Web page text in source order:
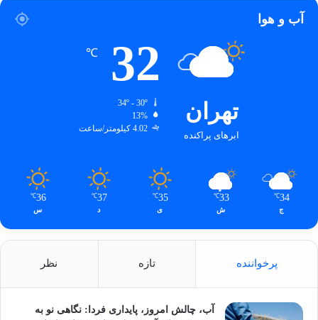
آب و هوا
تهران
ابرهای پراکنده
32
℃
13%
4.02 کیلومتر/ساعت
34
℃
ج
33
℃
ش
35
℃
ی
37
℃
د
36
℃
س
پرخواننده تازه نظر
آب، چالش امروز، پایداری فردا: نگاهی نو به